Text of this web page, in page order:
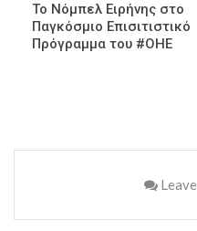
Το Νόμπελ Ειρήνης στο
Παγκόσμιο Επισιτιστικό
Πρόγραμμα του #ΟΗΕ